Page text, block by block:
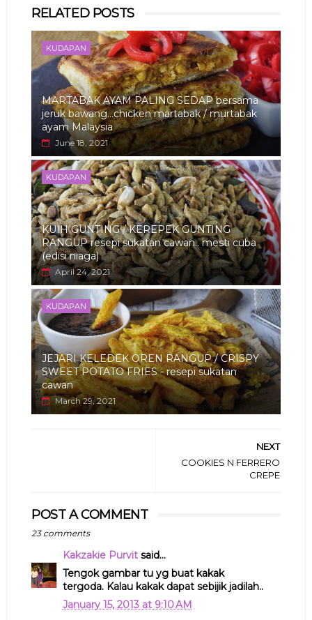
RELATED POSTS
KUDAPAN
MARTABAK AYAM PALING SEDAP bersama
jeruk bawang...chicken martabak / murtabak
ayam Malaysia
June 18, 2021
KUDAPAN
KUIH GUNTING / KEREPEK GUNTING
RANGUP resepi sukatan cawan.. mesti cuba
(edisi niaga)
April 24, 2021
KUDAPAN
JEJARI KELEDEK OREN RANGUP / CRISPY
SWEET POTATO FRIES - resepi sukatan
cawan
March 29, 2021
NEXT
COOKIES N FERRERO
CREPE
POST A COMMENT
23 comments
Kakzakie Purvitsaid...
Tengok gambar tu yg buat kakak
tergoda. Kalau kakak dapat sebijik jadilah..
January 15, 2013 at 9:10 AM